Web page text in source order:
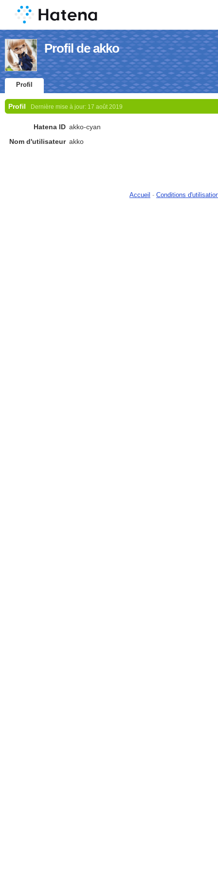
Profil de akko
Profil
Profil Dernière mise à jour: 17 août 2019
Hatena ID akko-cyan
Nom d'utilisateur akko
Accueil - Conditions